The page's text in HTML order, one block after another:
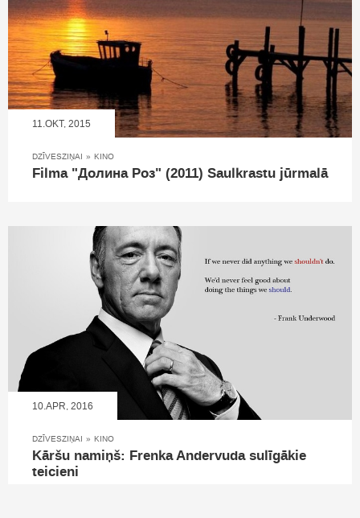
11.OKT, 2015
DZĪVESZIŅAI » KINO
Filma "Долина Роз" (2011) Saulkrastu jūrmalā
10.APR, 2016
DZĪVESZIŅAI » KINO
Kāršu namiņš: Frenka Andervuda sulīgākie
teicieni